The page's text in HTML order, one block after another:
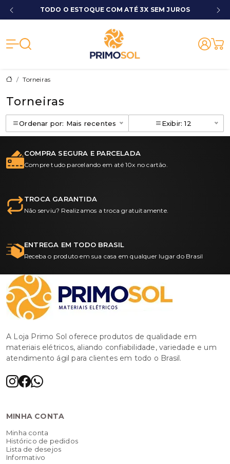
TODO O ESTOQUE COM ATÉ 3X SEM JUROS
Primosol -
Torneiras
Torneiras
Ordenar por: Mais recentes Exibir: 12
COMPRA SEGURA E PARCELADA
Compre tudo parcelando em até 10x no cartão.
TROCA GARANTIDA
Não serviu? Realizamos a troca gratuitamente.
ENTREGA EM TODO BRASIL
Receba o produto em sua casa em qualquer lugar do Brasil
A Loja Primo Sol oferece produtos de qualidade em
materiais elétricos, aliando confiabilidade, variedade e um
atendimento ágil para clientes em todo o Brasil.
MINHA CONTA
Minha conta
Histórico de pedidos
Lista de desejos
Informativo